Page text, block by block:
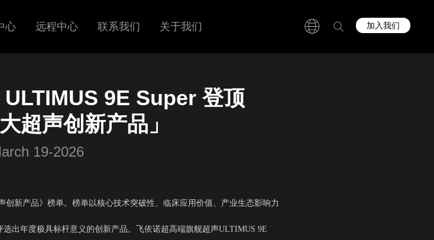
加入我们
心 远程中心 联系我们 关于我们
9E Super 登顶
超声创新产品」
19-2026
创新产品》榜单。榜单以核心技术突破性、临床应用价值、产业生态影响力
出年度极具标杆意义的创新产品。飞依诺超高端旗舰超声ULTIMUS 9E